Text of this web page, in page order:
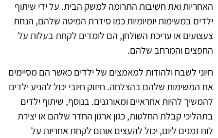
האחריות ואת חשיבות התרומה למשק הבית. על ידי שיתוף
ילדים במשימות יומיומיות כמו סידרת המיטה שלהם, הנחת
צעצועים או עריכת השולחן, הם לומדים לקחת בעלות על
החפצים והמרחב שלהם.
חיוני לשבח ולהודות למאמצים של ילדים כאשר הם מסיימים
את המשימות שלהם בהצלחה. חיזוק חיובי יכול להניע ילדים
להמשיך להיות אחראיים ומאורגנים. בנוסף, שיתוף ילדים
בתהליכי קבלת החלטות, כגון ארגון החדר שלהם או יצירת
לוח זמנים ליום, יכול להעצים אותם לקחת אחריות על